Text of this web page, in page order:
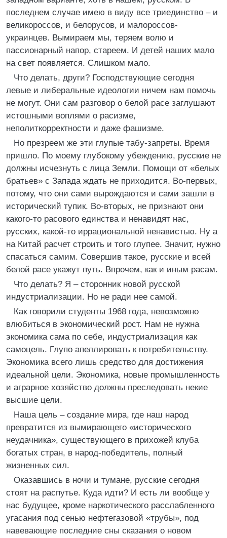
последнем случае имею в виду все триединство – и
великороссов, и белорусов, и малороссов-
украинцев. Вымираем мы, теряем волю и
пассионарный напор, стареем. И детей наших мало
на свет появляется. Слишком мало.
Что делать, други? Господствующие сегодня
левые и либеральные идеологии ничем нам помочь
не могут. Они сам разговор о белой расе заглушают
истошными воплями о расизме,
неполиткорректности и даже фашизме.
Но презреем же эти глупые табу-запреты. Время
пришло. По моему глубокому убеждению, русские не
должны исчезнуть с лица Земли. Помощи от «белых
братьев» с Запада ждать не приходится. Во-первых,
потому, что они сами вырождаются и сами зашли в
исторический тупик. Во-вторых, не признают они
какого-то расового единства и ненавидят нас,
русских, какой-то иррациональной ненавистью. Ну а
на Китай расчет строить и того глупее. Значит, нужно
спасаться самим. Совершив такое, русские и всей
белой расе укажут путь. Впрочем, как и иным расам.
Что делать? Я – сторонник новой русской
индустриализации. Но не ради нее самой.
Как говорили студенты 1968 года, невозможно
влюбиться в экономический рост. Нам не нужна
экономика сама по себе, индустриализация как
самоцель. Глупо апеллировать к потребительству.
Экономика всего лишь средство для достижения
идеальной цели. Экономика, новые промышленность
и аграрное хозяйство должны преследовать некие
высшие цели.
Наша цель – создание мира, где наш народ
превратится из вымирающего «исторического
неудачника», существующего в прихожей клуба
богатых стран, в народ-победитель, полный
жизненных сил.
Оказавшись в ночи и тумане, русские сегодня
стоят на распутье. Куда идти? И есть ли вообще у
нас будущее, кроме наркотического расслабленного
угасания под сенью нефтегазовой «трубы», под
навевающие последние сны сказания о новом